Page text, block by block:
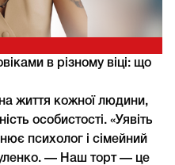
в різному віці: що
життя кожної людини,
особистості. «Уявіть
психолог і сімейний
— Наш торт — це